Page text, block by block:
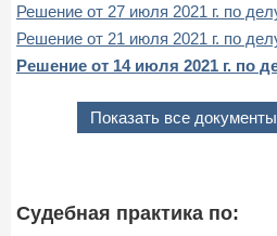
Решение от 27 июля 2021 г. по
Решение от 21 июля 2021 г. по
Решение от 14 июля 2021 г. по
Показать все
Судебная практика по: